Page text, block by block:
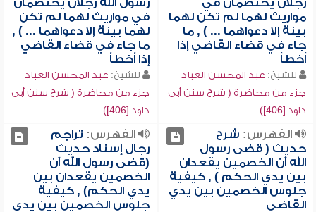
رجلان يختصمان في
مواريث لهما لم تكن لهما
بينة إلا دعواهما ... ) , ما
جاء في قضاء القاضي إذا
أخطأ
للشيخ: عبد المحسن العباد
جزء من محاضرة ( شرح سنن أبي
داود [406])
رسول الله رجلان يختصمان
في مواريث لهما لم تكن
لهما بينة إلا دعواهما ... ) ,
ما جاء في قضاء القاضي
إذا أخطأ
للشيخ: عبد المحسن العباد
جزء من محاضرة ( شرح سنن أبي
داود [406])
الفهرس: شرح
حديث ( قضى رسول
الله أن الخصمين يقعدان
بين يدي الحكم ) , كيفية
جلوس الخصمين بين يدي
القاضي
الفهرس: تراجم
رجال إسناد حديث
(قضى رسول الله أن
الخصمين يقعدان بين
يدي الحكم) , كيفية
جلوس الخصمين بين يدي